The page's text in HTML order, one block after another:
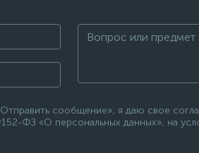
сообщение», я даю свое
ФЗ «О персональных данных», на